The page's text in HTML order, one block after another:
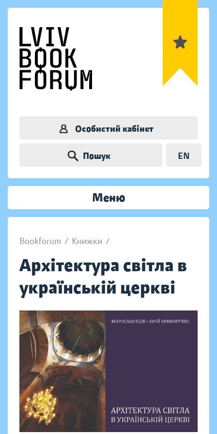
Особистий кабінет
Пошук EN
Меню
Bookforum / Книжки /
Архітектура світла в
українській церкві